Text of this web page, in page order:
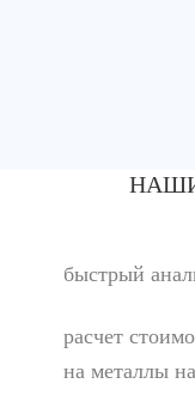
быстрый
расчет
на металлы